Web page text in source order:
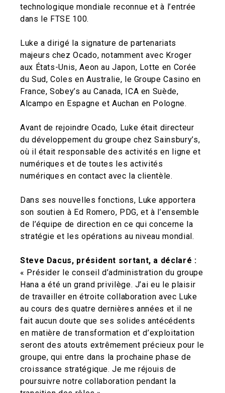
technologique mondiale reconnue et à l’entrée
dans le FTSE 100.
Luke a dirigé la signature de partenariats
majeurs chez Ocado, notamment avec Kroger
aux États-Unis, Aeon au Japon, Lotte en Corée
du Sud, Coles en Australie, le Groupe Casino en
France, Sobey’s au Canada, ICA en Suède,
Alcampo en Espagne et Auchan en Pologne.
Avant de rejoindre Ocado, Luke était directeur
du développement du groupe chez Sainsbury’s,
où il était responsable des activités en ligne et
numériques et de toutes les activités
numériques en contact avec la clientèle.
Dans ses nouvelles fonctions, Luke apportera
son soutien à Ed Romero, PDG, et à l’ensemble
de l’équipe de direction en ce qui concerne la
stratégie et les opérations au niveau mondial.
Steve Dacus, président sortant, a déclaré :
« Présider le conseil d’administration du groupe
Hana a été un grand privilège. J’ai eu le plaisir
de travailler en étroite collaboration avec Luke
au cours des quatre dernières années et il ne
fait aucun doute que ses solides antécédents
en matière de transformation et d’exploitation
seront des atouts extrêmement précieux pour le
groupe, qui entre dans la prochaine phase de
croissance stratégique. Je me réjouis de
poursuivre notre collaboration pendant la